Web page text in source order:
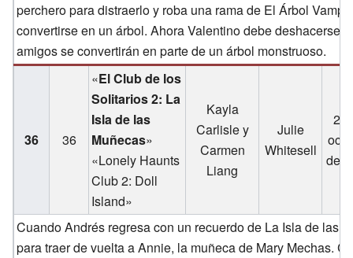
perchero para distraerlo y roba una rama de El Árbol
convertirse en un árbol. Ahora Valentino debe deshacerse
amigos se convertirán en parte de un árbol monstruoso.
36 36
«El Club de los
Solitarios 2: La
Isla de las
Muñecas»
«Lonely Haunts
Club 2: Doll
Island»
Kayla
Carlisle y
Carmen
Liang
Julie
Whitesell
26
de
Cuando Andrés regresa con un recuerdo de La Isla de las
para traer de vuelta a Annie, la muñeca de Mary Mechas.